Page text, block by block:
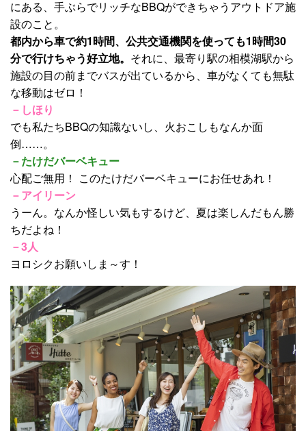
にある、手ぶらでリッチなBBQができちゃうアウトドア施
設のこと。
都内から車で約1時間、公共交通機関を使っても1時間30
分で行けちゃう好立地。 それに、最寄り駅の相模湖駅から
施設の目の前までバスが出ているから、車がなくても無駄
な移動はゼロ！
－しほり
でも私たちBBQの知識ないし、火おこしもなんか面
倒……。
－たけだバーベキュー
心配ご無用！ このたけだバーベキューにお任せあれ！
－アイリーン
うーん。なんか怪しい気もするけど、夏は楽しんだもん勝
ちだよね！
－3人
ヨロシクお願いしま～す！